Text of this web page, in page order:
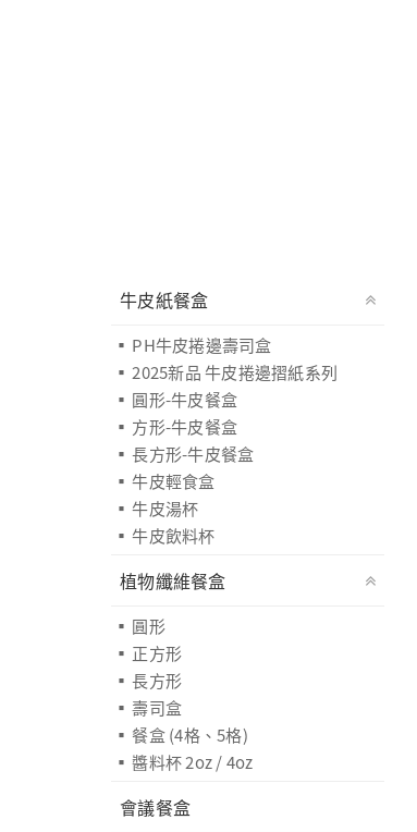
牛皮紙餐盒
PH牛皮捲邊壽司盒
2025新品 牛皮捲邊摺紙系列
圓形-牛皮餐盒
方形-牛皮餐盒
長方形-牛皮餐盒
牛皮輕食盒
牛皮湯杯
牛皮飲料杯
植物纖維餐盒
圓形
正方形
長方形
壽司盒
餐盒 (4格、5格)
醬料杯 2oz / 4oz
會議餐盒